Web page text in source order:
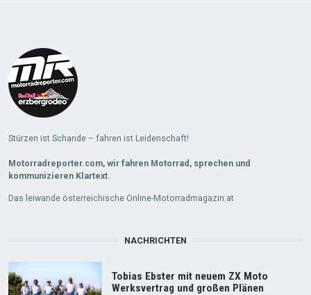
Stürzen ist Schande – fahren ist Leidenschaft!
Motorradreporter.com, wir fahren Motorrad, sprechen und
kommunizieren Klartext.
Das leiwande österreichische Online-Motorradmagazin.at
NACHRICHTEN
Tobias Ebster mit neuem ZX Moto
Werksvertrag und großen Plänen